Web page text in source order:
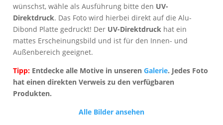
wünschst, wähle als Ausführung bitte den UV-
Direktdruck. Das Foto wird hierbei direkt auf die Alu-
Dibond Platte gedruckt! Der UV-Direktdruck hat ein
mattes Erscheinungsbild und ist für den Innen- und
Außenbereich geeignet.
Tipp: Entdecke alle Motive in unserenGalerie. Jedes Foto
hat einen direkten Verweis zu den verfügbaren
Produkten.
Alle Bilder ansehen